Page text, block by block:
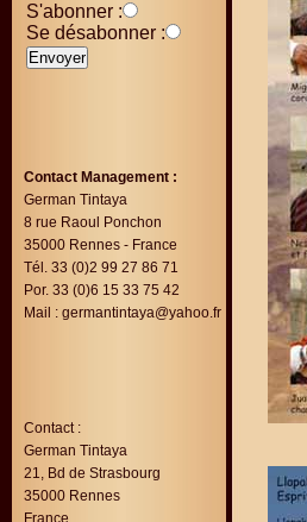
S'abonner :
Se désabonner :
Contact Management :
German Tintaya
8 rue Raoul Ponchon
35000 Rennes - France
Tél. 33 (0)2 99 27 86 71
Por. 33 (0)6 15 33 75 42
Mail : germantintaya@yahoo.fr
Contact :
German Tintaya
21, Bd de Strasbourg
35000 Rennes
France